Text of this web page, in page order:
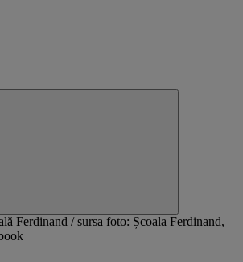
Ferdinand / sursa foto: Școala Ferdinand,